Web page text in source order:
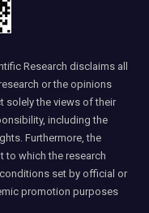
Research disclaims all
or the opinions
solely the views of their
including the
Furthermore, the
to which the research
set by official or
promotion purposes.